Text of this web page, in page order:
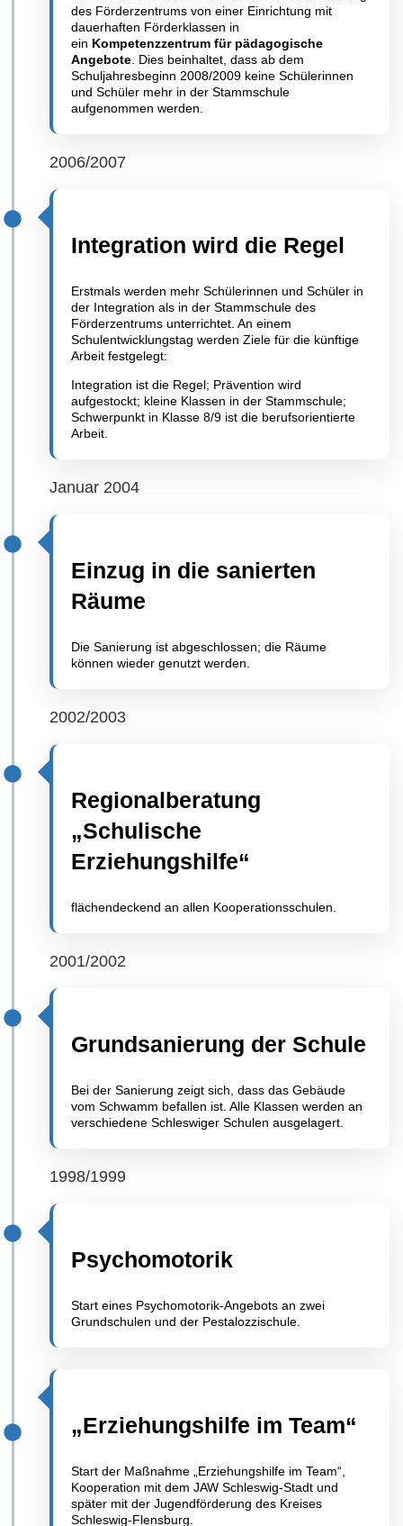
des Förderzentrums von einer Einrichtung mit
dauerhaften Förderklassen in
ein Kompetenzzentrum für pädagogische
Angebote . Dies beinhaltet, dass ab dem
Schuljahresbeginn 2008/2009 keine Schülerinnen
und Schüler mehr in der Stammschule
aufgenommen werden.
2006/2007
Integration wird die Regel
Erstmals werden mehr Schülerinnen und Schüler in
der Integration als in der Stammschule des
Förderzentrums unterrichtet. An einem
Schulentwicklungstag werden Ziele für die künftige
Arbeit festgelegt:
Integration ist die Regel; Prävention wird
aufgestockt; kleine Klassen in der Stammschule;
Schwerpunkt in Klasse 8/9 ist die berufsorientierte
Arbeit.
Januar 2004
Einzug in die sanierten
Räume
Die Sanierung ist abgeschlossen; die Räume
können wieder genutzt werden.
2002/2003
Regionalberatung
„Schulische
Erziehungshilfe“
flächendeckend an allen Kooperationsschulen.
2001/2002
Grundsanierung der Schule
Bei der Sanierung zeigt sich, dass das Gebäude
vom Schwamm befallen ist. Alle Klassen werden an
verschiedene Schleswiger Schulen ausgelagert.
1998/1999
Psychomotorik
Start eines Psychomotorik-Angebots an zwei
Grundschulen und der Pestalozzischule.
„Erziehungshilfe im Team“
Start der Maßnahme „Erziehungshilfe im Team“,
Kooperation mit dem JAW Schleswig-Stadt und
später mit der Jugendförderung des Kreises
Schleswig-Flensburg.